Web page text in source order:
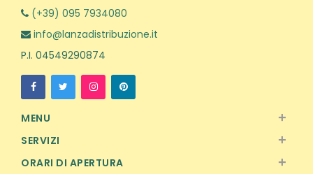
(+39) 095 7934080
info@lanzadistribuzione.it
P.I. 04549290874
MENU +
SERVIZI +
ORARI DI APERTURA +